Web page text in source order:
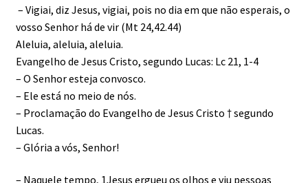
– Vigiai, diz Jesus, vigiai, pois no dia em que não esperais, o
vosso Senhor há de vir (Mt 24,42.44)
Aleluia, aleluia, aleluia.
Evangelho de Jesus Cristo, segundo Lucas: Lc 21, 1-4
– O Senhor esteja convosco.
– Ele está no meio de nós.
– Proclamação do Evangelho de Jesus Cristo † segundo
Lucas.
– Glória a vós, Senhor!
– Naquele tempo, 1Jesus ergueu os olhos e viu pessoas